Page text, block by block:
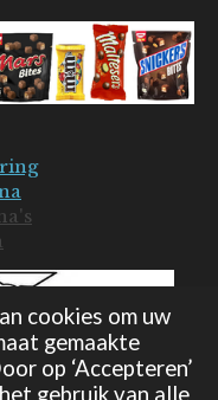
cookies om uw
gemaakte
op ‘Accepteren’
gebruik van alle